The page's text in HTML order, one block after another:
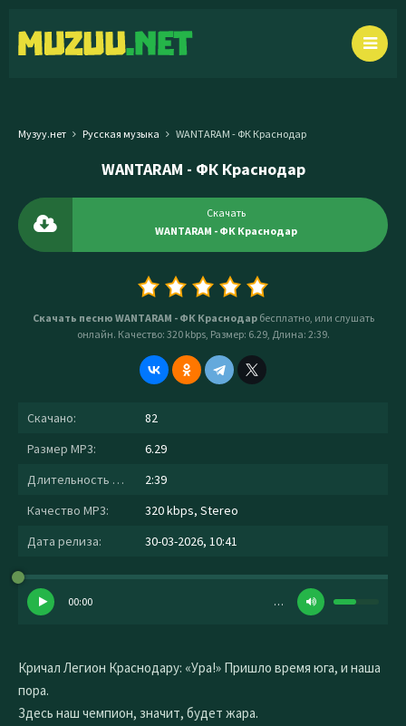
Музуу.нет Русская музыка WANTARAM - ФК Краснодар
WANTARAM - ФК Краснодар
Скачать
WANTARAM - ФК Краснодар
Скачать песню WANTARAM - ФК Краснодарбесплатно, или слушать
онлайн. Качество: 320 kbps, Размер: 6.29, Длина: 2:39.
Скачано:
82
Размер MP3:
6.29
Длительность MP3:
2:39
Качество MP3:
320 kbps, Stereo
Дата релиза:
30-03-2026, 10:41
00:00 …
Кричал Легион Краснодару: «Ура!» Пришло время юга, и наша
пора.
Здесь наш чемпион, значит, будет жара.